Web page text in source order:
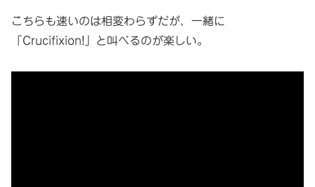
こちらも速いのは相変わらずだが、一緒に
「Crucifixion!」と叫べるのが楽しい。